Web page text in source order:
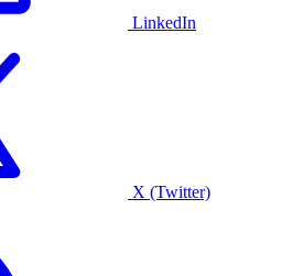
LinkedIn
X (Twitter)